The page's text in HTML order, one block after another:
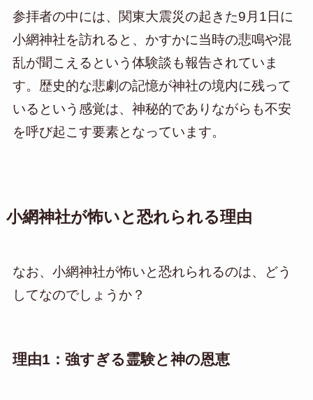
参拝者の中には、関東大震災の起きた9月1日に
小網神社を訪れると、かすかに当時の悲鳴や混
乱が聞こえるという体験談も報告されていま
す。歴史的な悲劇の記憶が神社の境内に残って
いるという感覚は、神秘的でありながらも不安
を呼び起こす要素となっています。
小網神社が怖いと恐れられる理由
なお、小網神社が怖いと恐れられるのは、どう
してなのでしょうか？
理由1：強すぎる霊験と神の恩恵